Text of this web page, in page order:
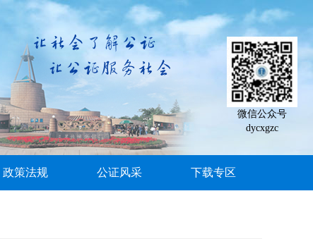
微信公众号
dycxgzc
政策法规 公证风采 下载专区